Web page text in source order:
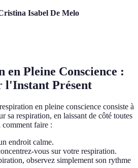
Isabel De Melo
en Pleine Conscience :
l'Instant Présent
en pleine conscience consiste à
sa respiration, en laissant de côté toutes
comment faire :
endroit calme.
vous sur votre respiration.
observez simplement son rythme